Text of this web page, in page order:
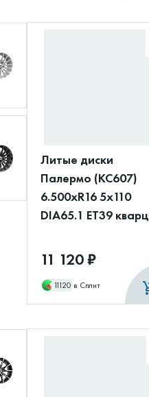
Литые диски
Палермо (КС607)
6.500xR16 5x110
DIA65.1 ET39 кварц
11 120 ₽
11120 в Сплит